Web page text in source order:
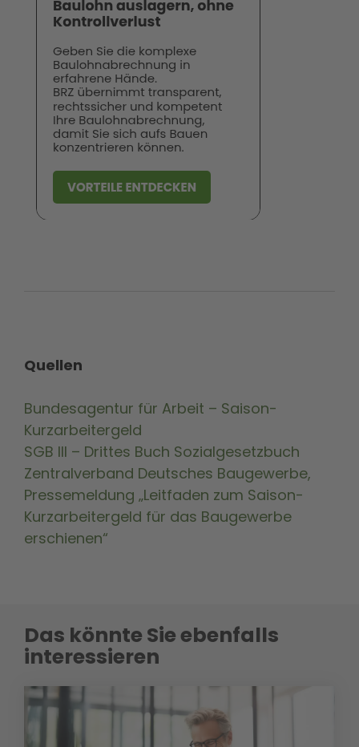
Quellen
Bundesagentur für Arbeit – Saison-
Kurzarbeitergeld
SGB III – Drittes Buch Sozialgesetzbuch
Zentralverband Deutsches Baugewerbe,
Pressemeldung „Leitfaden zum Saison-
Kurzarbeitergeld für das Baugewerbe
erschienen“
Das könnte Sie ebenfalls
interessieren